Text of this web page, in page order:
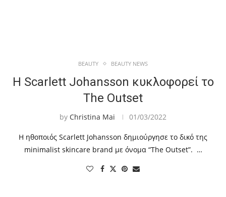
BEAUTY BEAUTY NEWS
Η Scarlett Johansson κυκλοφορεί το
The Outset
by Christina Mai 01/03/2022
Η ηθοποιός Scarlett Johansson δημιούργησε το δικό της
minimalist skincare brand με όνομα “The Outset”. …